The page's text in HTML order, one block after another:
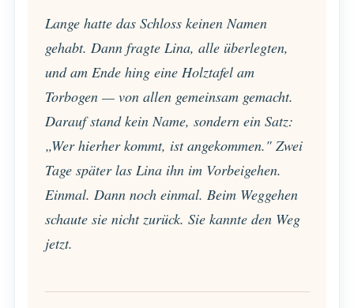
Lange hatte das Schloss keinen Namen
gehabt. Dann fragte Lina, alle überlegten,
und am Ende hing eine Holztafel am
Torbogen — von allen gemeinsam gemacht.
Darauf stand kein Name, sondern ein Satz:
„Wer hierher kommt, ist angekommen." Zwei
Tage später las Lina ihn im Vorbeigehen.
Einmal. Dann noch einmal. Beim Weggehen
schaute sie nicht zurück. Sie kannte den Weg
jetzt.